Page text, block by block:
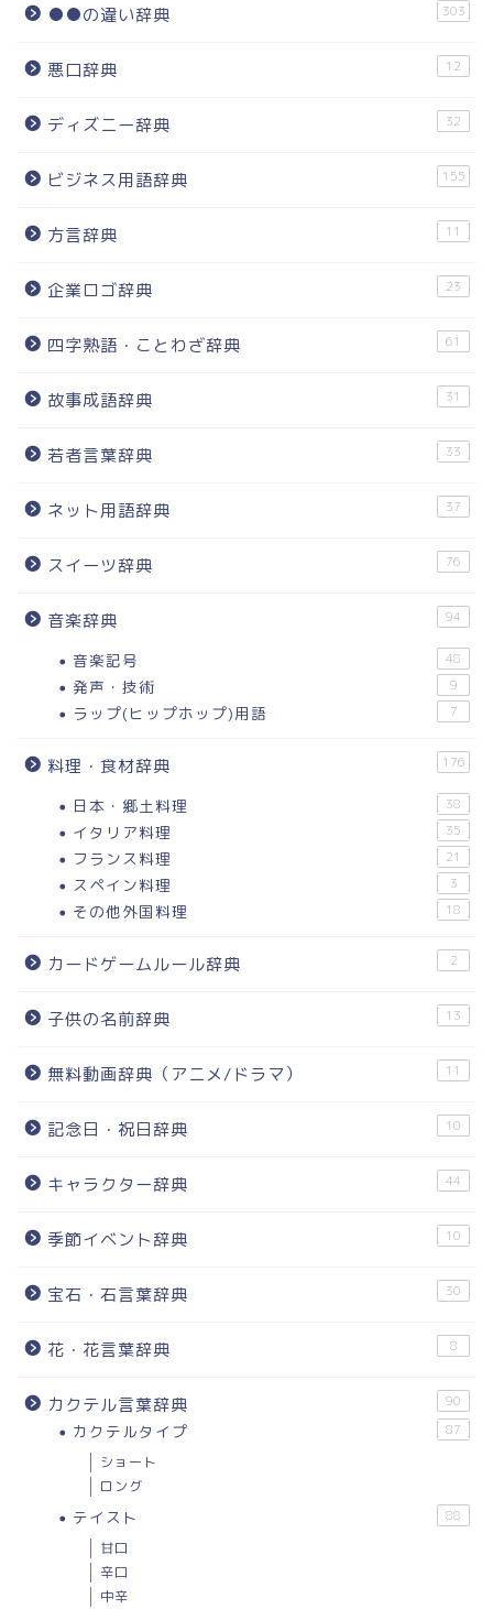
●●の違い辞典 303
悪口辞典 12
ディズニー辞典 32
ビジネス用語辞典 155
方言辞典 11
企業ロゴ辞典 23
四字熟語・ことわざ辞典 61
故事成語辞典 31
若者言葉辞典 33
ネット用語辞典 37
スイーツ辞典 76
音楽辞典 94
音楽記号 48
発声・技術 9
ラップ(ヒップホップ)用語 7
料理・食材辞典 176
日本・郷土料理 38
イタリア料理 35
フランス料理 21
スペイン料理 3
その他外国料理 18
カードゲームルール辞典 2
子供の名前辞典 13
無料動画辞典（アニメ/ドラマ） 11
記念日・祝日辞典 10
キャラクター辞典 44
季節イベント辞典 10
宝石・石言葉辞典 30
花・花言葉辞典 8
カクテル言葉辞典 90
カクテルタイプ 87
ショート
ロング
テイスト 88
甘口
辛口
中辛